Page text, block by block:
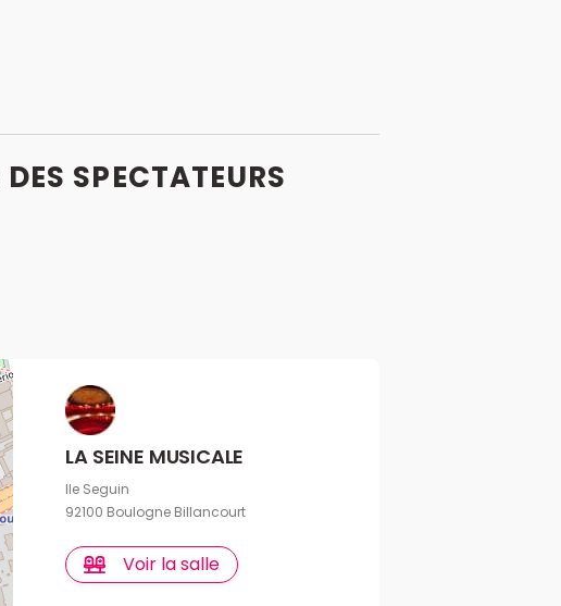
DES SPECTATEURS
LA SEINE MUSICALE
Ile Seguin
92100 Boulogne Billancourt
Voir la salle